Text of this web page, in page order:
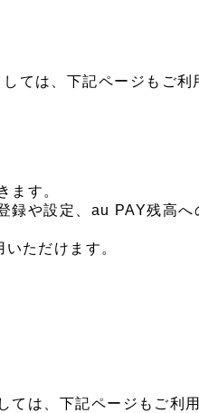
ては、下記ページもご利
ます。
録や設定、au PAY残高へ
ただけます。
は、下記ページもご利用